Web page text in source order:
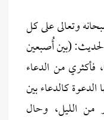
وتعالى على كل
(بين أُصبعين
من الدعاء
كالدعاء بين
من الليل، وحال